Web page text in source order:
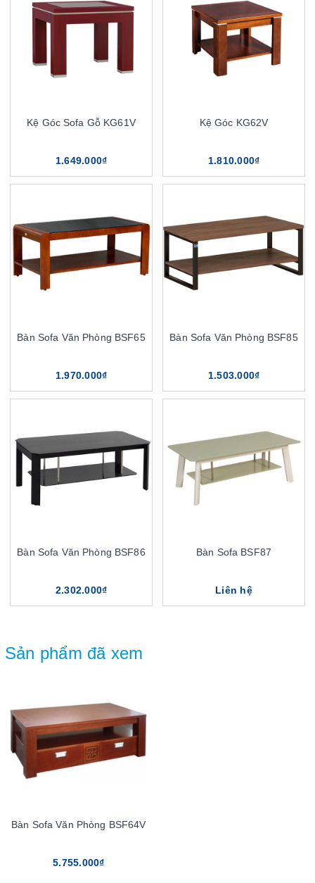
Kệ Góc Sofa Gỗ KG61V
1.649.000₫
Kệ Góc KG62V
1.810.000₫
Bàn Sofa Văn Phòng BSF65
1.970.000₫
Bàn Sofa Văn Phòng BSF85
1.503.000₫
Bàn Sofa Văn Phòng BSF86
2.302.000₫
Bàn Sofa BSF87
Liên hệ
Sản phẩm đã xem
Bàn Sofa Văn Phòng BSF64V
5.755.000₫